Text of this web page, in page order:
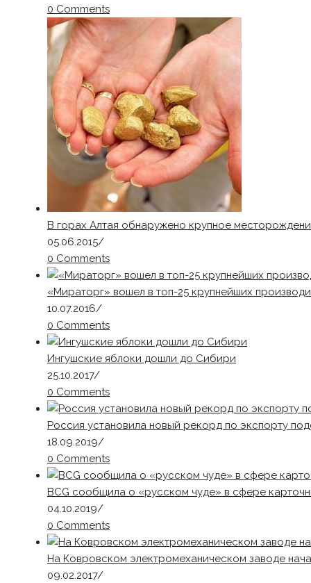
0 Comments
В горах Алтая обнаружено крупное
05.06.2015/
0 Comments
«Мираторг» вошел в топ-25 крупнейших
10.07.2016/
0 Comments
Ингушские яблоки дошли до Сибири
25.10.2017/
0 Comments
Россия установила новый рекорд по экспорту
18.09.2019/
0 Comments
BCG сообщила о «русском чуде» в сфере
04.10.2019/
0 Comments
На Ковровском электромеханическом заводе
09.02.2017/